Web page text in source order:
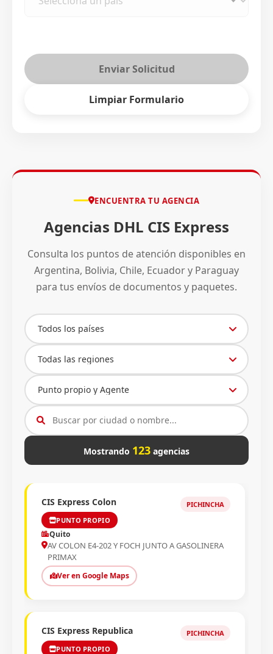
Enviar Solicitud
Limpiar Formulario
ENCUENTRA TU AGENCIA
Agencias DHL CIS Express
Consulta los puntos de atención disponibles en
Argentina, Bolivia, Chile, Ecuador y Paraguay
para tus envíos de documentos y paquetes.
Mostrando 123 agencias
CIS Express Colon
PICHINCHA
PUNTO PROPIO
Quito
AV COLON E4-202 Y FOCH JUNTO A GASOLINERA
PRIMAX
Ver en Google Maps
CIS Express Republica
PICHINCHA
PUNTO PROPIO